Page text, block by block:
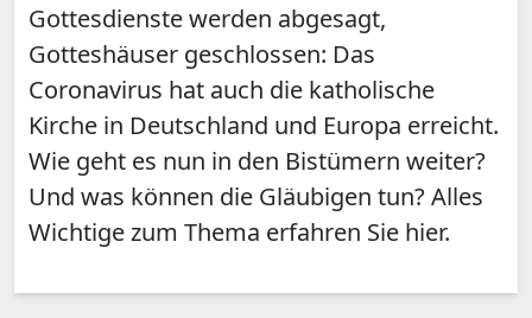
Gottesdienste werden abgesagt,
Gotteshäuser geschlossen: Das
Coronavirus hat auch die katholische
Kirche in Deutschland und Europa erreicht.
Wie geht es nun in den Bistümern weiter?
Und was können die Gläubigen tun? Alles
Wichtige zum Thema erfahren Sie hier.